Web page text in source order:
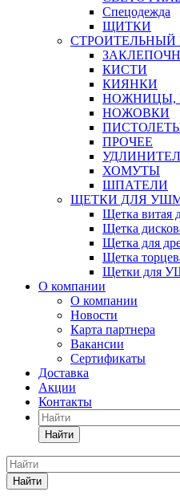
Спецодежда
ЩИТКИ
СТРОИТЕЛЬНЫЙ
КИСТИ
КИЯНКИ
НОЖНИЦЫ,
НОЖОВКИ
ПРОЧЕЕ
ХОМУТЫ
ШПАТЕЛИ
ЩЕТКИ ДЛЯ
Щетка витая
Щетка
Щетка для
Щетка
Щетки для
О компании
О компании
Новости
Карта партнера
Вакансии
Сертификаты
Доставка
Акции
Контакты
Найти
Найти